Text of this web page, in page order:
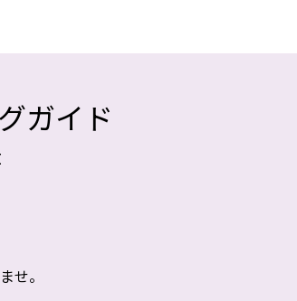
ガイド
せ。